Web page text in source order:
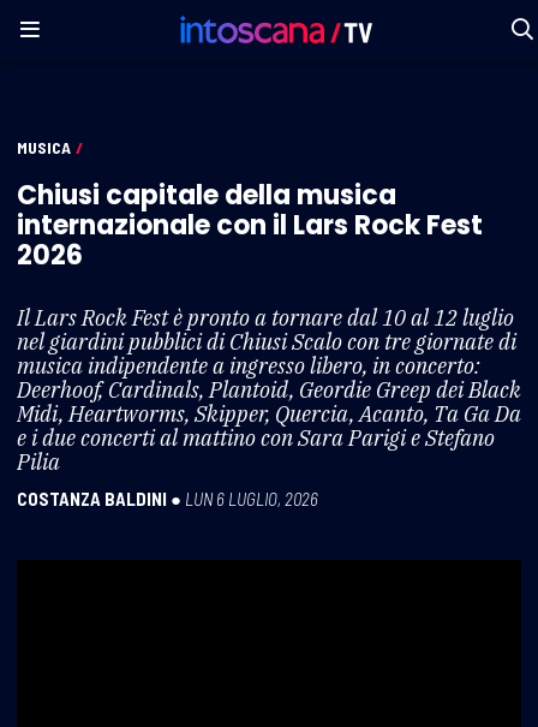
MUSICA /
Chiusi capitale della musica
internazionale con il Lars Rock Fest
2026
Il Lars Rock Fest è pronto a tornare dal 10 al 12 luglio
nel giardini pubblici di Chiusi Scalo con tre giornate di
musica indipendente a ingresso libero, in concerto:
Deerhoof, Cardinals, Plantoid, Geordie Greep dei Black
Midi, Heartworms, Skipper, Quercia, Acanto, Ta Ga Da
e i due concerti al mattino con Sara Parigi e Stefano
Pilia
COSTANZA BALDINI ● LUN 6 LUGLIO, 2026